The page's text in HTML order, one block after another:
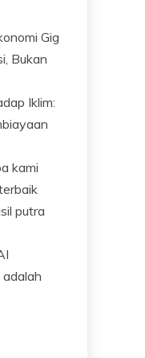
Gig
Bukan
Iklim:
kami
putra